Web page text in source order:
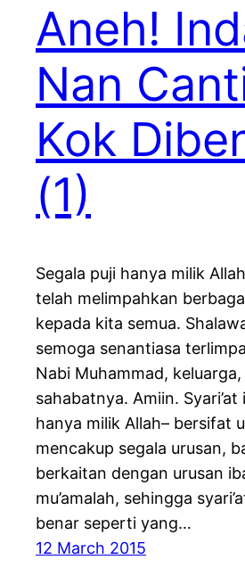
Aneh!
Nan
Kok
(1)
Segala puji hanya milik
telah melimpahkan
kepada kita semua.
semoga senantiasa
Nabi Muhammad,
sahabatnya. Amiin. Syari’at
hanya milik Allah– bersifat
mencakup segala urusan,
berkaitan dengan urusan
mu’amalah, sehingga
benar seperti yang…
12 March 2015